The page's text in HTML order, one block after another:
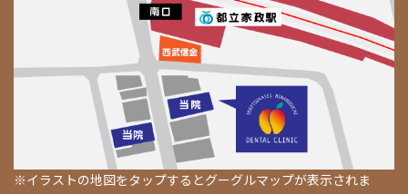
※イラストの地図をタップするとグーグルマップが表示されま